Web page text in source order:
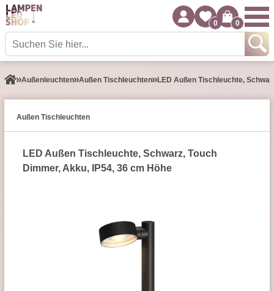
0 0
Außen­leuchten Außen Tischleuchten LED Außen Tischleuchte,
Außen Tischleuchten
LED Außen Tischleuchte, Schwarz, Touch
Dimmer, Akku, IP54, 36 cm Höhe